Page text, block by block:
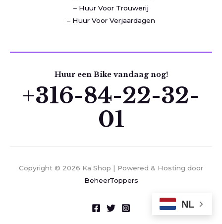
– Huur Voor Trouwerij
– Huur Voor Verjaardagen
Huur een Bike vandaag nog!
+316-84-22-32-
01
Copyright © 2026 Ka Shop | Powered & Hosting door
BeheerToppers
NL